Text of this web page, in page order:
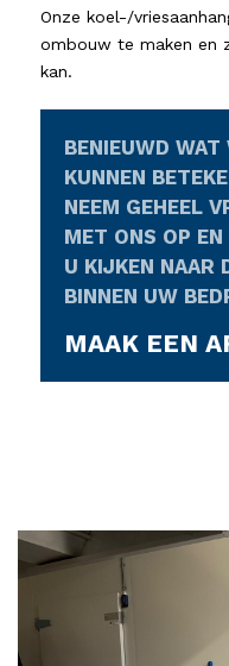
Onze koel-/
ombouw te maken en
kan.
BENIEUWD
KUNNEN
NEEM GEHEEL
MET ONS OP
U KIJKEN NAAR
BINNEN UW
MAAK EEN